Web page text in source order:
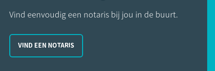
Vind eenvoudig een notaris bij jou in de buurt.
VIND EEN NOTARIS